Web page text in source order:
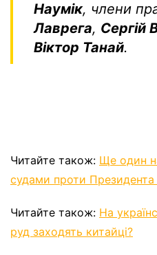
Наумік, члени
Лаврега, Сергій
Віктор Танай.
Читайте також: Ще один
судами проти
Читайте також: На
руд заходять китайці?